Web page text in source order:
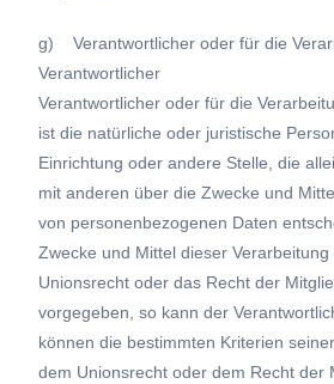
g) Verantwortlicher oder für die
Verantwortlicher
Verantwortlicher oder für die
ist die natürliche oder juristische
Einrichtung oder andere Stelle, die
mit anderen über die Zwecke und
von personenbezogenen Daten
Zwecke und Mittel dieser
Unionsrecht oder das Recht der
vorgegeben, so kann der
können die bestimmten Kriterien
dem Unionsrecht oder dem Recht der